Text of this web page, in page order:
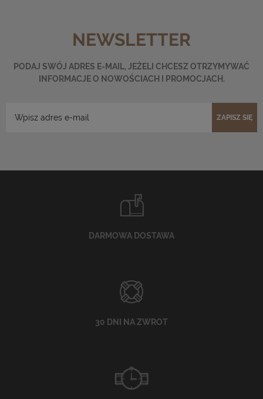
NEWSLETTER
PODAJ SWÓJ ADRES E-MAIL, JEŻELI CHCESZ OTRZYMYWAĆ
INFORMACJE O NOWOŚCIACH I PROMOCJACH.
ZAPISZ SIĘ
DARMOWA DOSTAWA
30 DNI NA ZWROT